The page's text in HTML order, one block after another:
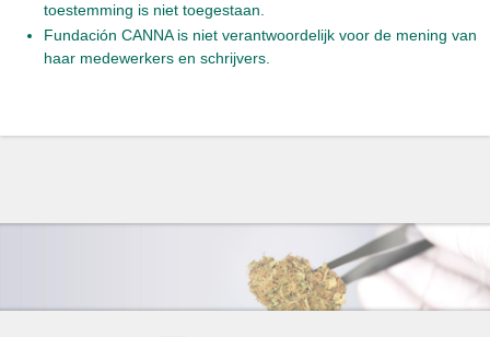
toestemming is niet toegestaan.
Fundación CANNA is niet verantwoordelijk voor de mening van
haar medewerkers en schrijvers.